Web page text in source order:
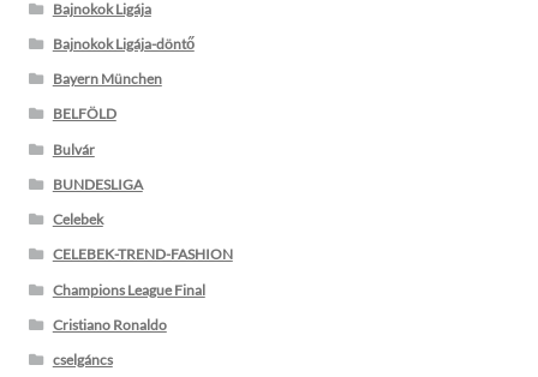
Bajnokok Ligája
Bajnokok Ligája-döntő
Bayern München
BELFÖLD
Bulvár
BUNDESLIGA
Celebek
CELEBEK-TREND-FASHION
Champions League Final
Cristiano Ronaldo
cselgáncs